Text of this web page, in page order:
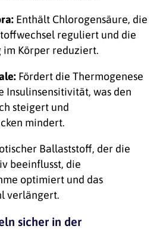
Enthält Chlorogensäure, die
reguliert und die
im Körper reduziert.
Fördert die Thermogenese
Insulinsensitivität, was den
steigert und
mindert.
Ballaststoff, der die
beeinflusst, die
optimiert und das
verlängert.
sicher in der